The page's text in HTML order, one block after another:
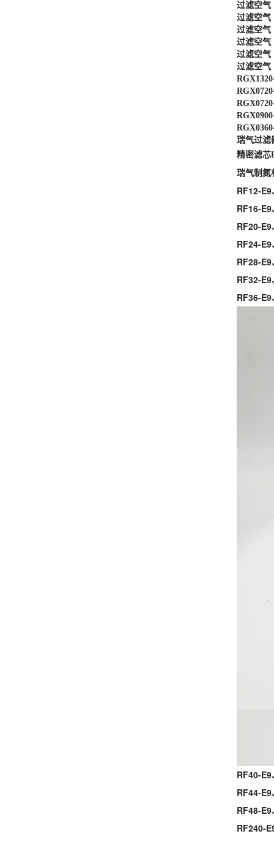
过滤空气
过滤空气
过滤空气
过滤空气
过滤空气
过滤空气
瑞气过滤
精密滤芯
瑞气制氮
RF12-E9
RF16-E9
RF20-E9
RF24-E9
RF28-E9
RF32-E9
RF36-E9
RF40-E9
RF44-E9
RF48-E9
RF240-